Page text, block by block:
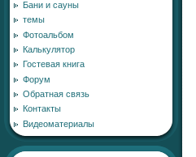
Бани и сауны
темы
Фотоальбом
Калькулятор
Гостевая книга
Форум
Обратная связь
Контакты
Видеоматериалы